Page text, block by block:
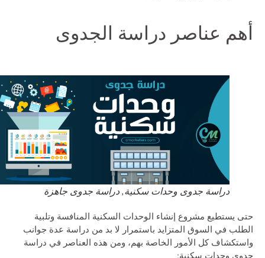
أهم عناصر دراسة الجدوى
دراسة جدوى وحدات سكنية, دراسة جدوى جاهزة
حتى يستطيع مشروع إنشاء الوحدات السكنية المنافسة وتلبية
الطلب في السوق المتزايد باستمرار لا بد من دراسة عدة جوانب
واستكشاف كل الأمور الخاصة بهم، ومن هذه العناصر في دراسة
جدوى وحدات سكنية: